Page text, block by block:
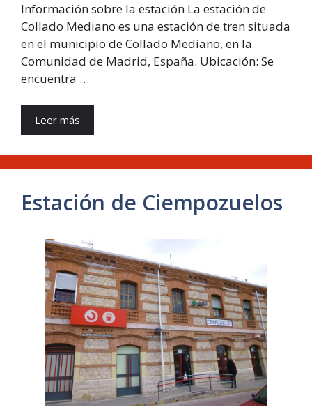
Información sobre la estación La estación de
Collado Mediano es una estación de tren situada
en el municipio de Collado Mediano, en la
Comunidad de Madrid, España. Ubicación: Se
encuentra …
Leer más
Estación de Ciempozuelos